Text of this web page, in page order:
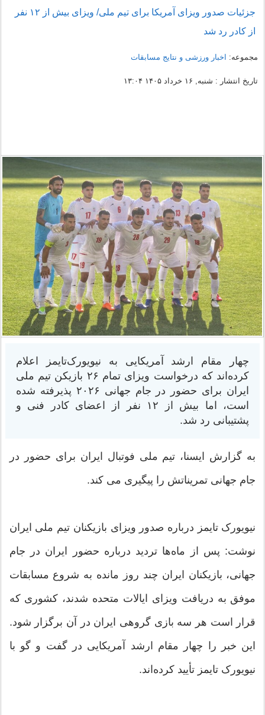
جزئیات صدور ویزای آمریکا برای تیم ملی/ ویزای بیش از ۱۲ نفر
از کادر رد شد
مجموعه: اخبار ورزشی و نتایج مسابقات
تاریخ انتشار : شنبه, ۱۶ خرداد ۱۴۰۵ ۱۳:۰۴
چهار مقام ارشد آمریکایی به نیویورک‌تایمز اعلام
کرده‌اند که درخواست ویزای تمام ۲۶ بازیکن تیم ملی
ایران برای حضور در جام جهانی ۲۰۲۶ پذیرفته شده
است، اما بیش از ۱۲ نفر از اعضای کادر فنی و
پشتیبانی رد شد.
به گزارش ایسنا، تیم ملی فوتبال ایران برای حضور در
جام جهانی تمریناتش را پیگیری می کند.
نیویورک تایمز درباره صدور ویزای بازیکنان تیم ملی ایران
نوشت: پس از ماه‌ها تردید درباره حضور ایران در جام
جهانی، بازیکنان ایران چند روز مانده به شروع مسابقات
موفق به دریافت ویزای ایالات متحده شدند، کشوری که
قرار است هر سه بازی گروهی ایران در آن برگزار شود.
این خبر را چهار مقام ارشد آمریکایی در گفت و گو با
نیویورک تایمز تأیید کرده‌اند.